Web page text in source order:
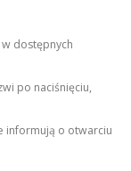
dostępnych
po naciśnięciu,
informują o otwarciu